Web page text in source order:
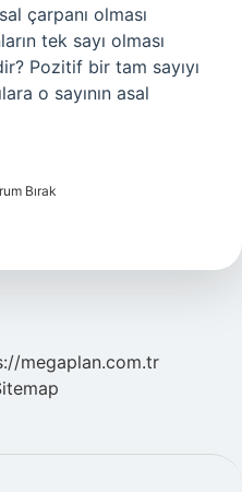
çarpanı olması
tek sayı olması
Pozitif bir tam sayıyı
o sayının asal
Bırak
megaplan.com.tr